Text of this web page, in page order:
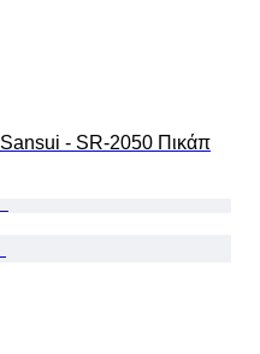
Sansui - SR-2050 Πικάπ